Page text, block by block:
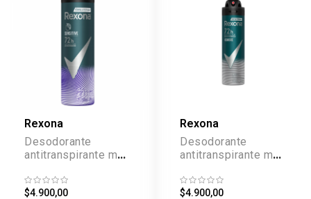
Rexona
Desodorante
antitranspirante men
89 g
$4.900,00
Rexona
Desodorante
antitranspirante men
$4.900,00